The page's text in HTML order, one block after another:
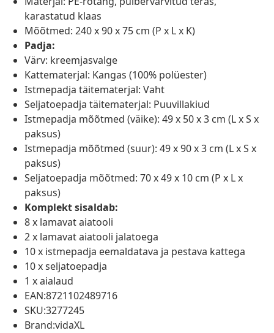
karastatud klaas
Mõõtmed: 240 x 90 x 75 cm (P x L x K)
Padja:
Värv: kreemjasvalge
Kattematerjal: Kangas (100% polüester)
Istmepadja täitematerjal: Vaht
Seljatoepadja täitematerjal: Puuvillakiud
Istmepadja mõõtmed (väike): 49 x 50 x 3 cm (L x S x
paksus)
Istmepadja mõõtmed (suur): 49 x 90 x 3 cm (L x S x
paksus)
Seljatoepadja mõõtmed: 70 x 49 x 10 cm (P x L x
paksus)
Komplekt sisaldab:
8 x lamavat aiatooli
2 x lamavat aiatooli jalatoega
10 x istmepadja eemaldatava ja pestava kattega
10 x seljatoepadja
1 x aialaud
EAN:8721102489716
SKU:3277245
Brand:vidaXL